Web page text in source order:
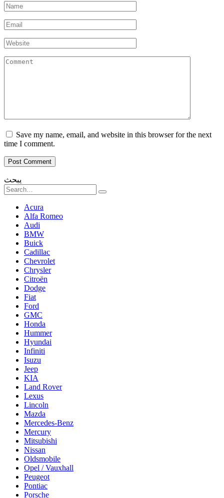
Name
*
Email
*
Website
Comment
Save my name, email, and website in this browser for the next
time I comment.
يبحث
Search
for:
Acura
Alfa Romeo
Audi
BMW
Buick
Cadillac
Chevrolet
Chrysler
Citroën
Dodge
Fiat
Ford
GMC
Honda
Hummer
Hyundai
Infiniti
Isuzu
Jeep
KIA
Land Rover
Lexus
Lincoln
Mazda
Mercedes-Benz
Mercury
Mitsubishi
Nissan
Oldsmobile
Opel / Vauxhall
Peugeot
Pontiac
Porsche